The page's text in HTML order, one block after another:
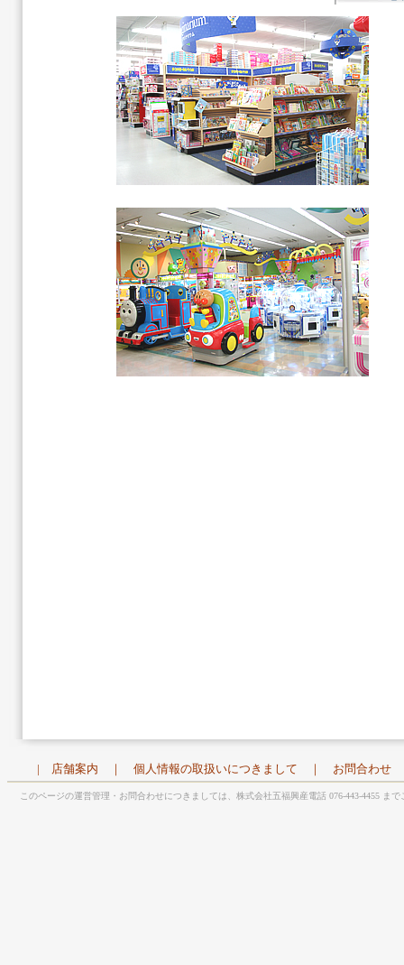
| 店舗案内 ｜ 個人情報の取扱いにつきまして ｜ お問合わせ
このページの運営管理・お問合わせにつきましては、株式会社五福興産電話 076-443-4455 ま